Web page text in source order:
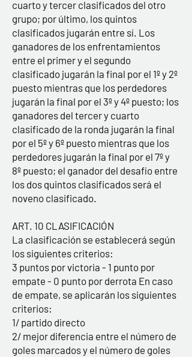
cuarto y tercer clasificados del otro
grupo; por último, los quintos
clasificados jugarán entre sí. Los
ganadores de los enfrentamientos
entre el primer y el segundo
clasificado jugarán la final por el 1º y 2º
puesto mientras que los perdedores
jugarán la final por el 3º y 4º puesto; los
ganadores del tercer y cuarto
clasificado de la ronda jugarán la final
por el 5º y 6º puesto mientras que los
perdedores jugarán la final por el 7º y
8º puesto; el ganador del desafío entre
los dos quintos clasificados será el
noveno clasificado.
ART. 10 CLASIFICACIÓN
La clasificación se establecerá según
los siguientes criterios:
3 puntos por victoria - 1 punto por
empate - 0 punto por derrota En caso
de empate, se aplicarán los siguientes
criterios:
1/ partido directo
2/ mejor diferencia entre el número de
goles marcados y el número de goles